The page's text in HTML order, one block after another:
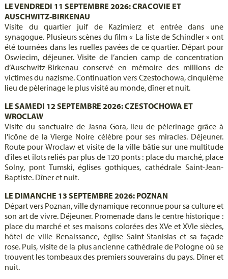
LE VENDREDI 11 SEPTEMBRE 2026: CRACOVIE ET
AUSCHWITZ-BIRKENAU
Visite du quartier juif de Kazimierz et entrée dans une
synagogue. Plusieurs scènes du film « La liste de Schindler » ont
été tournées dans les ruelles pavées de ce quartier. Départ pour
Oswiecim, déjeuner. Visite de l’ancien camp de concentration
d’Auschwitz-Birkenau conservé en mémoire des millions de
victimes du nazisme. Continuation vers Czestochowa, cinquième
lieu de pèlerinage le plus visité au monde, dîner et nuit.
LE SAMEDI 12 SEPTEMBRE 2026: CZESTOCHOWA ET
WROCLAW
Visite du sanctuaire de Jasna Gora, lieu de pèlerinage grâce à
l'icône de la Vierge Noire célèbre pour ses miracles. Déjeuner.
Route pour Wroclaw et visite de la ville bâtie sur une multitude
d'îles et îlots reliés par plus de 120 ponts : place du marché, place
Solny, pont Tumski, églises gothiques, cathédrale Saint-Jean-
Baptiste. Dîner et nuit.
LE DIMANCHE 13 SEPTEMBRE 2026: POZNAN
Départ vers Poznan, ville dynamique reconnue pour sa culture et
son art de vivre. Déjeuner. Promenade dans le centre historique :
place du marché et ses maisons colorées des XVe et XVIe siècles,
hôtel de ville Renaissance, église Saint-Stanislas et sa façade
rose. Puis, visite de la plus ancienne cathédrale de Pologne où se
trouvent les tombeaux des premiers souverains du pays. Dîner et
nuit.